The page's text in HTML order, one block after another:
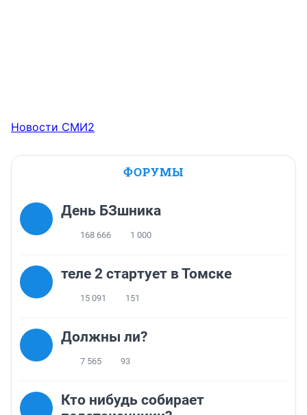
Новости СМИ2
ФОРУМЫ
День БЗшника
168 666 1 000
теле 2 стартует в Томске
15 091 151
Должны ли?
7 565 93
Кто нибудь собирает